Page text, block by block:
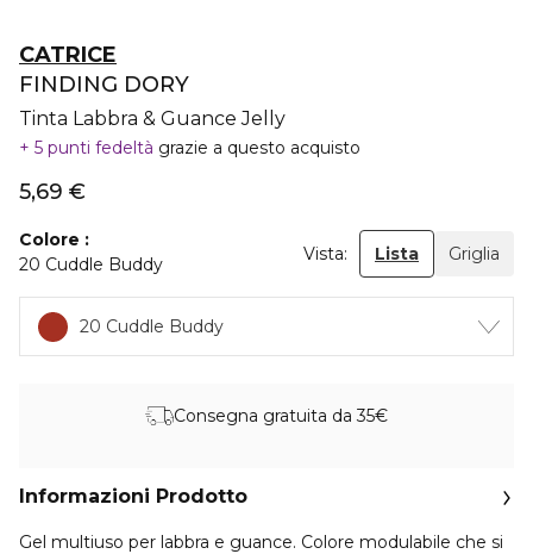
CATRICE
FINDING DORY
Tinta Labbra & Guance Jelly
5 punti fedeltà grazie a questo acquisto
5,69 €
Colore
20 Cuddle Buddy
Vista: Lista Griglia
20 Cuddle Buddy
Consegna gratuita da 35€
Informazioni Prodotto
Gel multiuso per labbra e guance. Colore modulabile che si